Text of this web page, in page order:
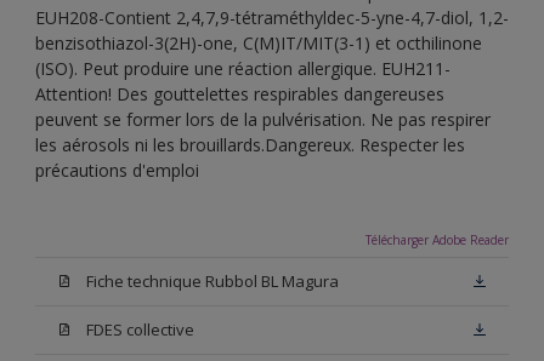
EUH208-Contient 2,4,7,9-tétraméthyldec-5-yne-4,7-diol, 1,2-
benzisothiazol-3(2H)-one, C(M)IT/MIT(3-1) et octhilinone
(ISO). Peut produire une réaction allergique. EUH211-
Attention! Des gouttelettes respirables dangereuses
peuvent se former lors de la pulvérisation. Ne pas respirer
les aérosols ni les brouillards.Dangereux. Respecter les
précautions d'emploi
Télécharger Adobe Reader
Fiche technique Rubbol BL Magura
FDES collective